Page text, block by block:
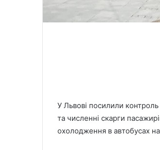
У Львові посилили
та численні скарги
охолодження в автобусах